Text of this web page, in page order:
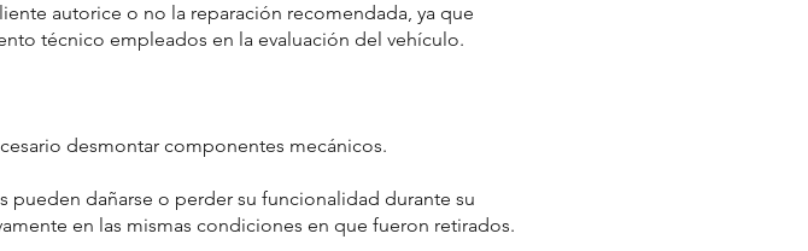
autorice o no la reparación recomendada, ya que
técnico empleados en la evaluación del vehículo.
desmontar componentes mecánicos.
dañarse o perder su funcionalidad durante su
en las mismas condiciones en que fueron retirados.